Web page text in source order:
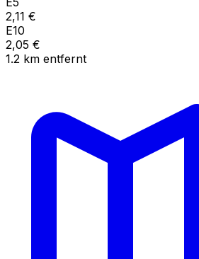
2,11 €
E10
2,05 €
1.2 km entfernt